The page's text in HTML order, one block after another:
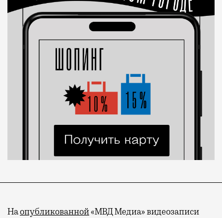
Наопубликованной«МВД Медиа» видеозаписи